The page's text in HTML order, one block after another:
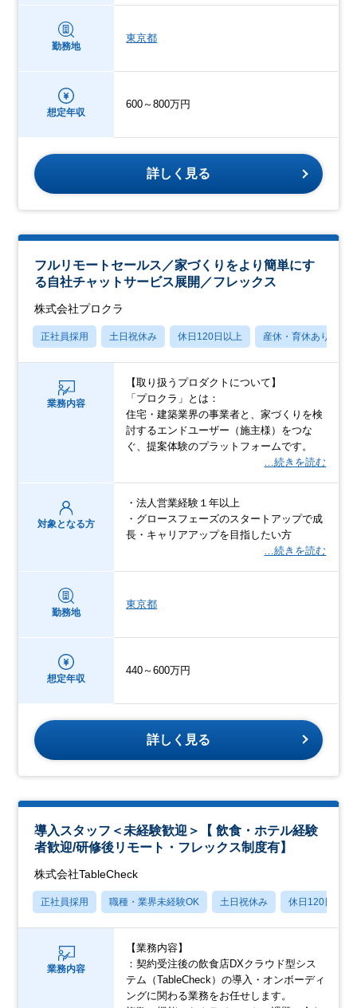
勤務地
東京都
想定年収
600～800万円
詳しく見る
フルリモートセールス／家づくりをより簡単にす
る自社チャットサービス展開／フレックス
株式会社プロクラ
正社員採用 土日祝休み 休日120日以上 産休・育休あり
業務内容
【取り扱うプロダクトについて】
「プロクラ」とは：
住宅・建築業界の事業者と、家づくりを検
討するエンドユーザー（施主様）をつな
ぐ、提案体験のプラットフォームです。
…続きを読む
対象となる方
・法人営業経験１年以上
・グロースフェーズのスタートアップで成
長・キャリアアップを目指したい方
…続きを読む
勤務地
東京都
想定年収
440～600万円
詳しく見る
導入スタッフ＜未経験歓迎＞【 飲食・ホテル経験
者歓迎/研修後リモート・フレックス制度有】
株式会社TableCheck
正社員採用 職種・業界未経験OK 土日祝休み 休日120日以上
業務内容
【業務内容】
：契約受注後の飲食店DXクラウド型シス
テム（TableCheck）の導入・オンボーディ
ングに関わる業務をお任せします。